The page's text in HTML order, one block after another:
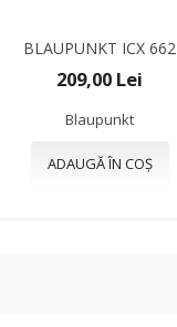
BLAUPUNKT ICX 662
209,00 Lei
Blaupunkt
ADAUGĂ ÎN COȘ